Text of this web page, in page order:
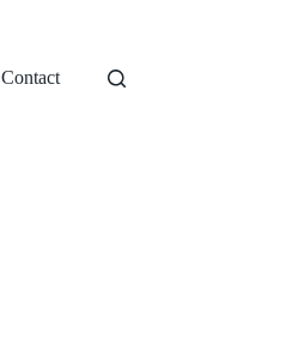
Contact